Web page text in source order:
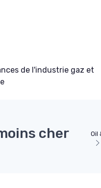
de l'industrie gaz et
Oil
cher